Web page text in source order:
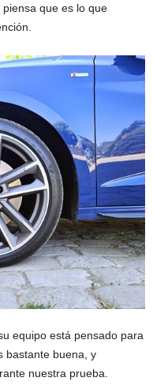
que es lo que
equipo está pensado para
bastante buena, y
nuestra prueba.